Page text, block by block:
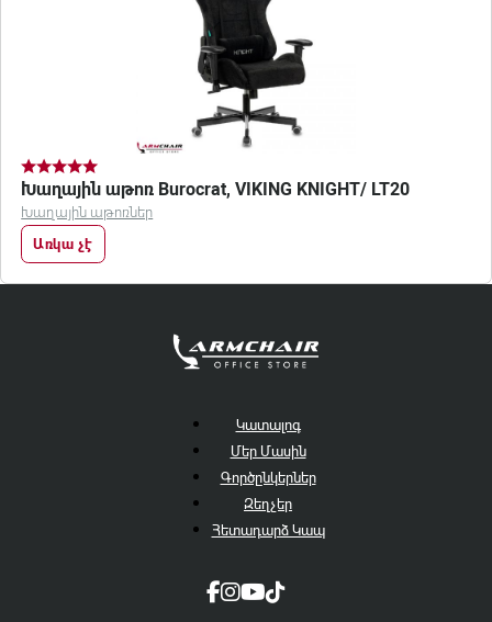
Խաղային աթոռ Burocrat, VIKING KNIGHT/ LT20
Խաղային աթոռներ
Առկա չէ
Կատալոգ
Մեր Մասին
Գործընկերներ
Զեղչեր
Հետադարձ Կապ